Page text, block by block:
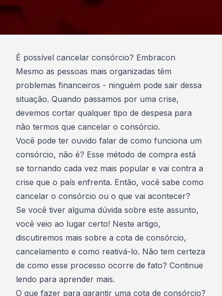
É possível cancelar consórcio? Embracon
Mesmo as pessoas mais organizadas têm
problemas financeiros - ninguém pode sair dessa
situação. Quando passamos por uma crise,
devemos cortar qualquer tipo de despesa para
não termos que cancelar o consórcio.
Você pode ter ouvido falar de como funciona um
consórcio, não é? Esse método de compra está
se tornando cada vez mais popular e vai contra a
crise que o país enfrenta. Então, você sabe como
cancelar o consórcio ou o que vai acontecer?
Se você tiver alguma dúvida sobre este assunto,
você veio ao lugar certo! Neste artigo,
discutiremos mais sobre a cota de consórcio,
cancelamento e como reativá-lo. Não tem certeza
de como esse processo ocorre de fato? Continue
lendo para aprender mais.
O que fazer para garantir uma cota de consórcio?